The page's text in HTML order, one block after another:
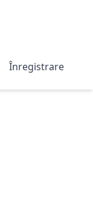
Înregistrare